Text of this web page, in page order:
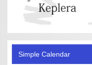
Simple Calendar